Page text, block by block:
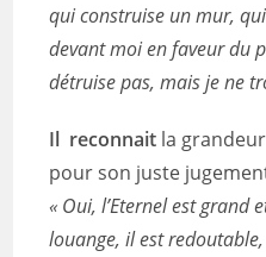
qui construise un mur,
devant moi en faveur du
détruise pas, mais je ne
Il reconnait la
pour son juste
« Oui, l’Eternel est grand
louange, il est